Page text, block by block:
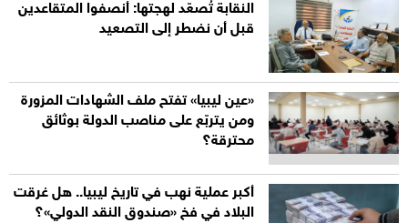
النقابة تُصعّد لهجتها: أنصفوا المتقاعدين
قبل أن نضطر إلى التصعيد
«عين ليبيا» تفتح ملف الشهادات المزورة
ومن يتربّع على مناصب الدولة بوثائق
محترقة؟
أكبر عملية نهب في تاريخ ليبيا.. هل غرقت
البلاد في فخ «صندوق النقد الدولي»؟